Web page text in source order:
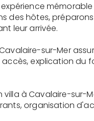
des hôtes,
leur arrivée.
sur-Mer
explication du
à Cavalaire-sur-
organisation